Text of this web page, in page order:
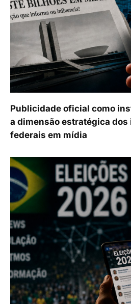
Publicidade oficial como
a dimensão estratégica
federais em mídia